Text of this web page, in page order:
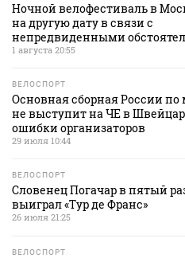
Ночной велофестиваль в
на другую дату в связи с
непредвиденными
1 августа 20:55
ВЕЛОСПОРТ
Основная сборная России
не выступит на ЧЕ в
ошибки организаторов
29 июля 10:44
ВЕЛОСПОРТ
Словенец Погачар в пятый
выиграл «Тур де Франс»
26 июля 21:25
ВЕЛОСПОРТ